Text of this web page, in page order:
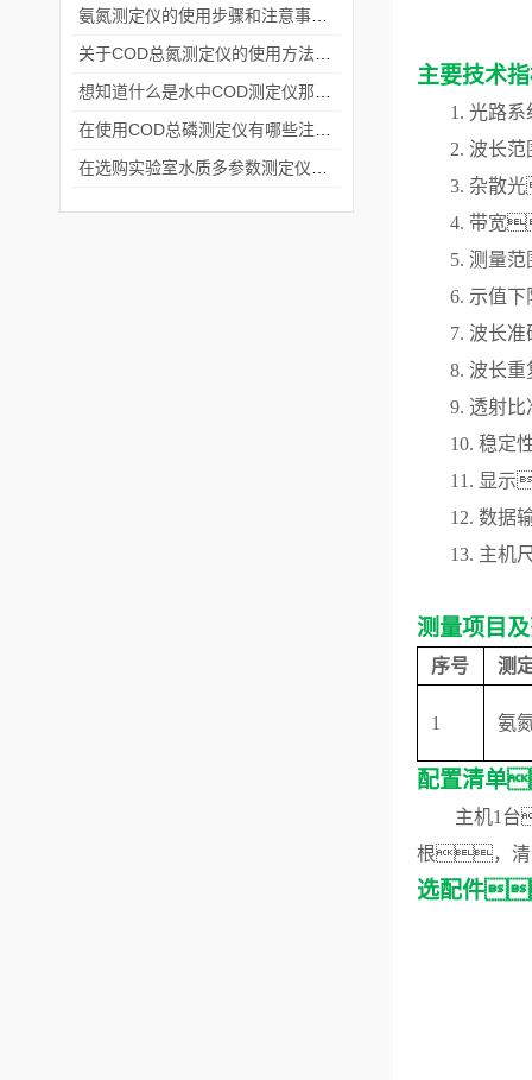
主要技术
1. 光路
2. 波长
3. 杂散
4. 带宽
5. 测量
6. 示值
7. 波长
8. 波长
9. 透射
10. 稳定
11. 显示
12. 数据
13. 主机
测量项目
序号 测
1 氨
配置清单
主机1
根，清
选配件